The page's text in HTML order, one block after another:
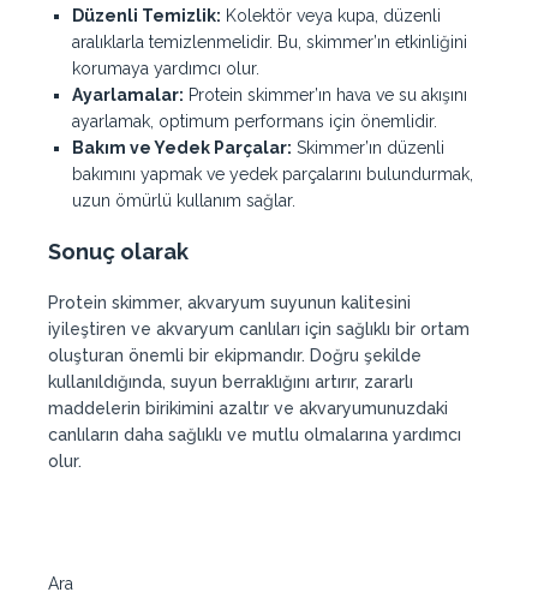
Düzenli Temizlik: Kolektör veya kupa, düzenli
aralıklarla temizlenmelidir. Bu, skimmer’ın etkinliğini
korumaya yardımcı olur.
Ayarlamalar: Protein skimmer’ın hava ve su akışını
ayarlamak, optimum performans için önemlidir.
Bakım ve Yedek Parçalar: Skimmer’ın düzenli
bakımını yapmak ve yedek parçalarını bulundurmak,
uzun ömürlü kullanım sağlar.
Sonuç olarak
Protein skimmer, akvaryum suyunun kalitesini
iyileştiren ve akvaryum canlıları için sağlıklı bir ortam
oluşturan önemli bir ekipmandır. Doğru şekilde
kullanıldığında, suyun berraklığını artırır, zararlı
maddelerin birikimini azaltır ve akvaryumunuzdaki
canlıların daha sağlıklı ve mutlu olmalarına yardımcı
olur.
Ara